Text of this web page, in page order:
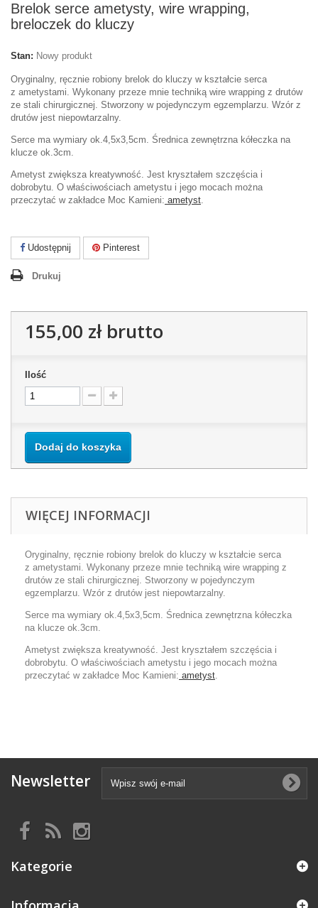
Brelok serce ametysty, wire wrapping,
breloczek do kluczy
Stan: Nowy produkt
Oryginalny, ręcznie robiony brelok do kluczy w kształcie serca
z ametystami. Wykonany przeze mnie techniką wire wrapping z drutów
ze stali chirurgicznej. Stworzony w pojedynczym egzemplarzu. Wzór z
drutów jest niepowtarzalny.
Serce ma wymiary ok.4,5x3,5cm. Średnica zewnętrzna kółeczka na
klucze ok.3cm.
Ametyst zwiększa kreatywność. Jest kryształem szczęścia i
dobrobytu. O właściwościach ametystu i jego mocach można
przeczytać w zakładce Moc Kamieni: ametyst.
Udostępnij Pinterest
Drukuj
155,00 złbrutto
Ilość
Dodaj do koszyka
WIĘCEJ INFORMACJI
Oryginalny, ręcznie robiony brelok do kluczy w kształcie serca
z ametystami. Wykonany przeze mnie techniką wire wrapping z
drutów ze stali chirurgicznej. Stworzony w pojedynczym
egzemplarzu. Wzór z drutów jest niepowtarzalny.
Serce ma wymiary ok.4,5x3,5cm. Średnica zewnętrzna kółeczka
na klucze ok.3cm.
Ametyst zwiększa kreatywność. Jest kryształem szczęścia i
dobrobytu. O właściwościach ametystu i jego mocach można
przeczytać w zakładce Moc Kamieni: ametyst.
Newsletter
Kategorie